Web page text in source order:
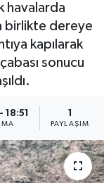
havalarda
birlikte dereye
kapılarak
sonucu
18:51 1
PAYLAŞIM